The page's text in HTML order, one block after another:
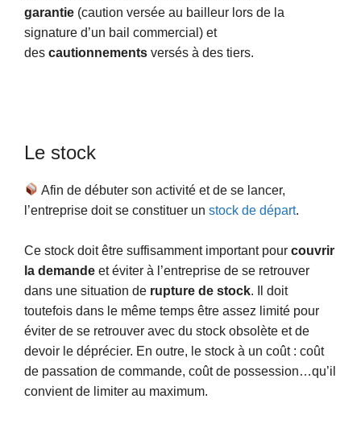
garantie (caution versée au bailleur lors de la
signature d’un bail commercial) et
des cautionnements versés à des tiers.
Le stock
Afin de débuter son activité et de se lancer,
l’entreprise doit se constituer un stock de départ.
Ce stock doit être suffisamment important pour couvrir
la demande et éviter à l’entreprise de se retrouver
dans une situation de rupture de stock. Il doit
toutefois dans le même temps être assez limité pour
éviter de se retrouver avec du stock obsolète et de
devoir le déprécier. En outre, le stock à un coût : coût
de passation de commande, coût de possession…qu’il
convient de limiter au maximum.